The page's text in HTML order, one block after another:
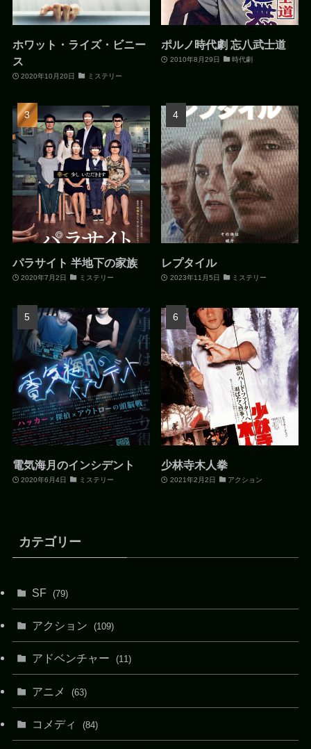
ホワット・ライズ・ビニー
ス
2020年10月20日 ミステリー
ポルノ時代劇 忘八武士道
2010年8月29日 時代劇
パラサイト 半地下の家族
2020年7月2日 ミステリー
レプタイル
2023年11月5日 ミステリー
電気海月のインシデント
2020年6月4日 ミステリー
少林寺木人拳
2021年2月2日 アクション
カテゴリー
SF (79)
アクション (109)
アドベンチャー (11)
アニメ (63)
コメディ (84)